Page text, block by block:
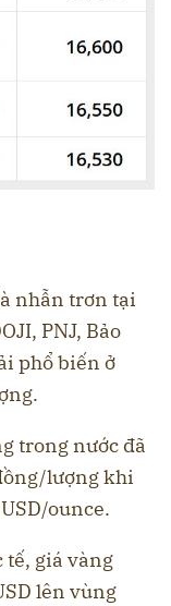
nhẫn trơn tại
PNJ, Bảo
phổ biến ở
trong nước đã
lượng khi
ounce.
giá vàng
lên vùng